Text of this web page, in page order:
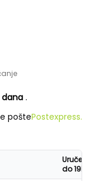
dana .
poštePostexpress.
Uručenje
do 19h